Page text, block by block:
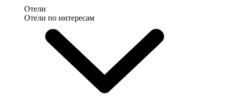
Отели
Отели по интересам